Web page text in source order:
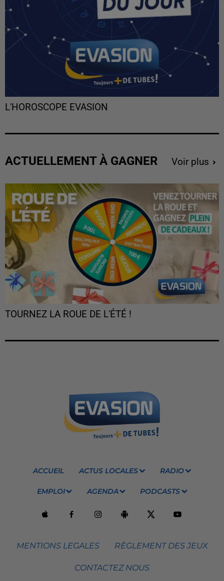
L'HOROSCOPE EVASION
ACTUELLEMENT À GAGNER Voir plus
TOURNEZ LA ROUE DE L'ÉTÉ !
ACCUEIL ACTUS LOCALES RADIO
EMPLOI AGENDA PODCASTS
MENTIONS LEGALES RÈGLEMENT DES JEUX
CONTACTEZ NOUS